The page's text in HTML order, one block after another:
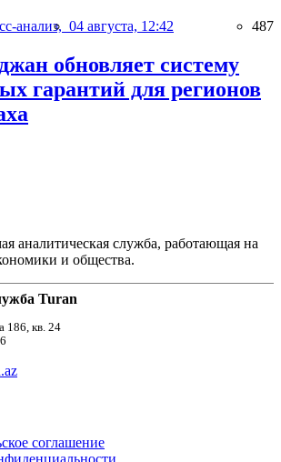
анализ, 04 августа, 12:42 487
обновляет систему
гарантий для регионов
аналитическая служба, работающая на
и общества.
Turan
186, кв. 24
соглашение